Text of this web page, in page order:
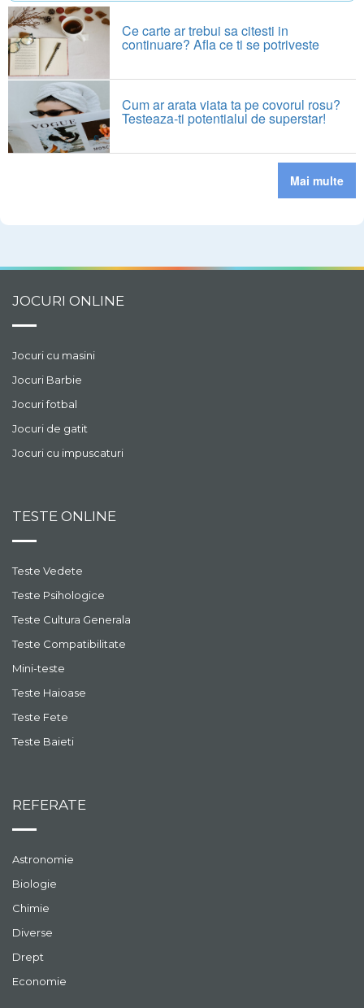
Ce carte ar trebui sa citesti in
continuare? Afla ce ti se potriveste
Cum ar arata viata ta pe covorul rosu?
Testeaza-ti potentialul de superstar!
Mai multe
JOCURI ONLINE
Jocuri cu masini
Jocuri Barbie
Jocuri fotbal
Jocuri de gatit
Jocuri cu impuscaturi
TESTE ONLINE
Teste Vedete
Teste Psihologice
Teste Cultura Generala
Teste Compatibilitate
Mini-teste
Teste Haioase
Teste Fete
Teste Baieti
REFERATE
Astronomie
Biologie
Chimie
Diverse
Drept
Economie